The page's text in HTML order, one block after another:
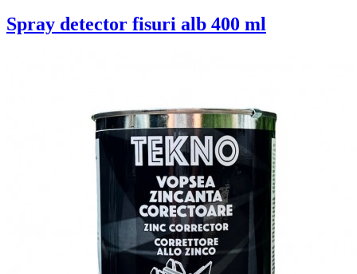
Spray detector fisuri alb 400 ml